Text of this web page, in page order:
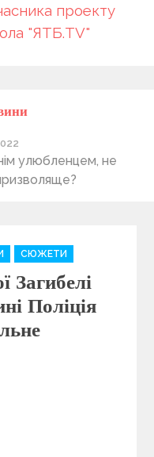
проекту
"ЯТБ.TV"
улюбленцем, не
СЮЖЕТИ
Загибелі
Поліція